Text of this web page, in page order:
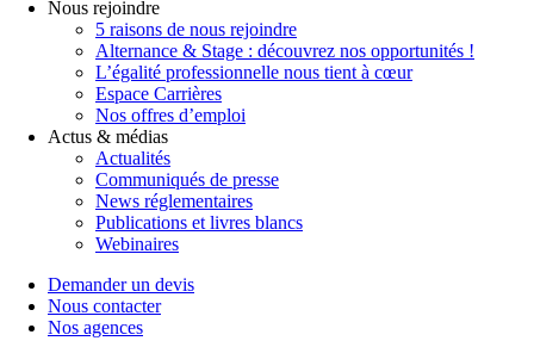
Nous rejoindre
5 raisons de nous rejoindre
Alternance & Stage : découvrez nos opportunités !
L’égalité professionnelle nous tient à cœur
Espace Carrières
Nos offres d’emploi
Actus & médias
Actualités
Communiqués de presse
News réglementaires
Publications et livres blancs
Webinaires
Demander un devis
Nous contacter
Nos agences